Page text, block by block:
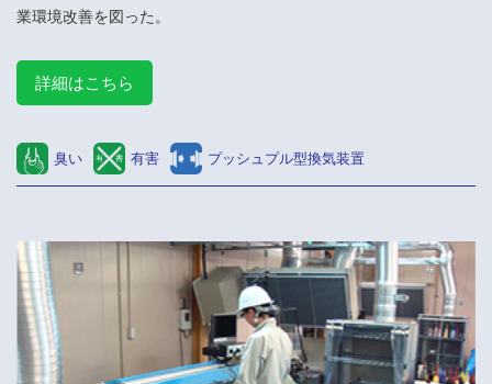
業環境改善を図った。
詳細はこちら
臭い 有害 プッシュプル型換気装置